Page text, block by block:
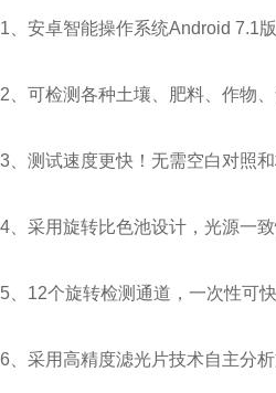
1、安卓智能操作系统Android 7.1
2、可检测各种土壤、肥料、作物
3、测试速度更快！无需空白对照
4、采用旋转比色池设计，光源一
5、12个旋转检测通道，一次性可
6、采用高精度滤光片技术自主分析